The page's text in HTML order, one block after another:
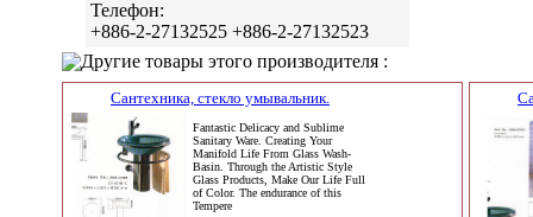
Телефон:
+886-2-27132525 +886-2-27132523
Другие товары этого производителя :
Сантехника, стекло умывальник.
Fantastic Delicacy and Sublime
Sanitary Ware. Creating Your
Manifold Life From Glass Wash-
Basin. Through the Artistic Style
Glass Products, Make Our Life Full
of Color. The endurance of this
Tempere